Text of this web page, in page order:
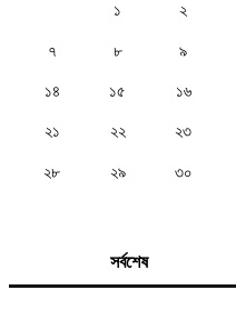
১ ২
৭ ৮ ৯
১৪ ১৫ ১৬
২১ ২২ ২৩
২৮ ২৯ ৩০
সর্বশেষ